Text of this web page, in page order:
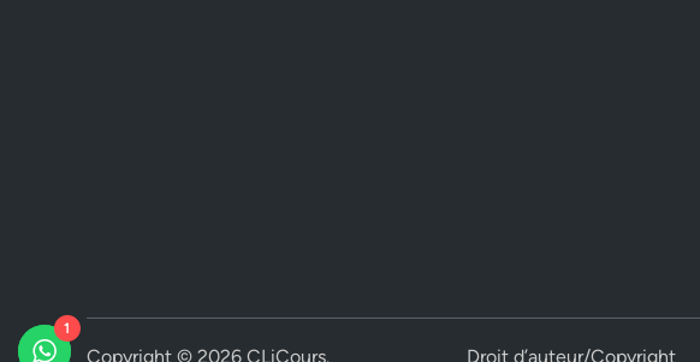
Copyright © 2026 CLiCours. Droit d’auteur/Copyright
1